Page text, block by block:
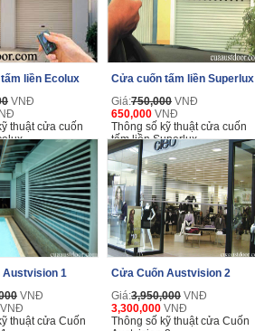
liền Ecolux
VNĐ
thuật cửa cuốn
Cửa cuốn tấm liền Superlux
Giá:750,000 VNĐ
650,000 VNĐ
Thông số kỹ thuật cửa cuốn
tấm liền Superlux
Austvision 1
VNĐ
VNĐ
thuật cửa Cuốn
Cửa Cuốn Austvision 2
Giá:3,950,000 VNĐ
3,300,000 VNĐ
Thông số kỹ thuật cửa Cuốn